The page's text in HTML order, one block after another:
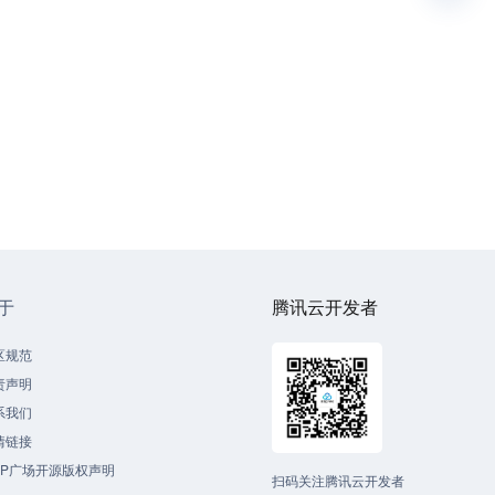
规范
声明
我们
链接
广场开源版权声明
腾讯云开发者
扫码关注腾讯云开发者